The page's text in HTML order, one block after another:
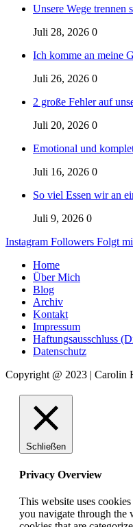
Unsere Wege
Juli 28, 2026 0
Ich komme an meine
Juli 26, 2026 0
2 große Fehler auf
Juli 20, 2026 0
Emotional und
Juli 16, 2026 0
So viel Essen wir an
Juli 9, 2026 0
Instagram Followers Folgt
Home
Über Mich
Blog
Archiv
Kontakt
Impressum
Haftungsausschluss
Datenschutz
Copyright @ 2023 | Carolin
Schließen
Privacy Overview
This website uses
you navigate through the